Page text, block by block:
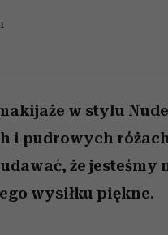
w stylu
i pudrowych
że jesteśmy
wysiłku piękne.